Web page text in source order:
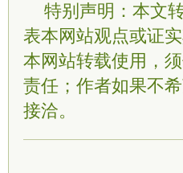
特别声明：本文
表本网站观点或证
本网站转载使用，
责任；作者如果不
接洽。